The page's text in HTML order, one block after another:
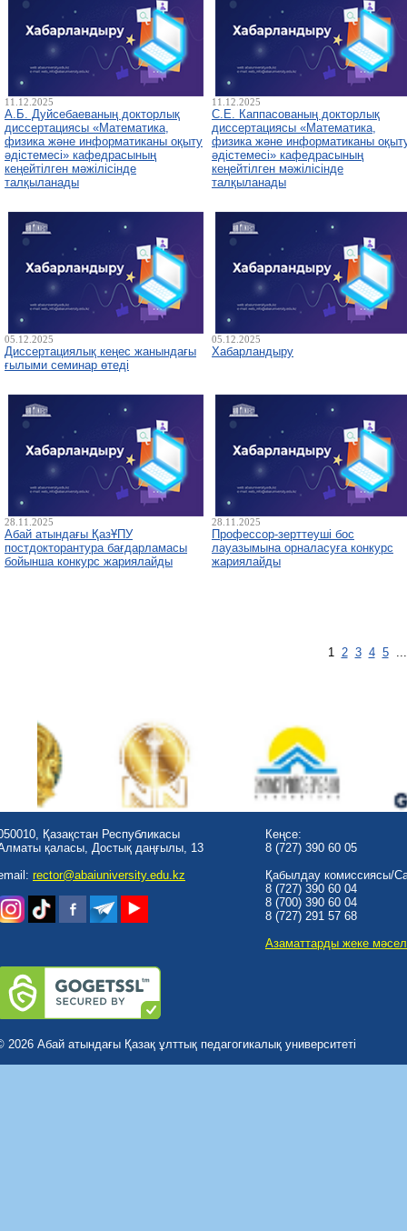
11.12.2025
А.Б. Дуйсебаеваның докторлық
диссертациясы «Математика,
физика және информатиканы оқыту
әдістемесі» кафедрасының
кеңейтілген мәжілісінде
талқыланады
11.12.2025
С.Е. Каппасованың докторлық
диссертациясы «Математика,
физика және информатиканы
әдістемесі» кафедрасының
кеңейтілген мәжілісінде
талқыланады
05.12.2025
Диссертациялық кеңес жанындағы
ғылыми семинар өтеді
05.12.2025
Хабарландыру
28.11.2025
Абай атындағы ҚазҰПУ
постдокторантура бағдарламасы
бойынша конкурс жариялайды
28.11.2025
Профессор-зерттеуші бос
лауазымына орналасуға конкурс
жариялайды
1 2 3 4 5
Қазақстан Республикасы
қаласы, Достық даңғылы, 13
rector@abaiuniversity.edu.kz
Кеңсе:
8 (727) 390 60 05
Қабылдау комиссиясы/
8 (727) 390 60 04
8 (700) 390 60 04
8 (727) 291 57 68
Азаматтарды жеке
2026 Абай атындағы Қазақ ұлттық педагогикалық университеті